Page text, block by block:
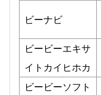
ビーナビ
ビービーエキサ
イトカイヒホカ
ビービーソフト